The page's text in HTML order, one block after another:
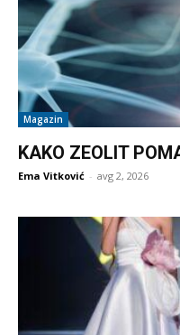
Magazin
KAKO ZEOLIT
Ema Vitković - avg 2, 2026